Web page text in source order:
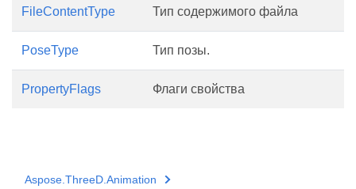
FileContentType Тип содержимого файла
PoseType Тип позы.
PropertyFlags Флаги свойства
Aspose.ThreeD.Animation